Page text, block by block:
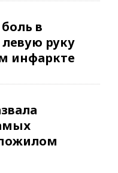
в
левую руку
инфаркте